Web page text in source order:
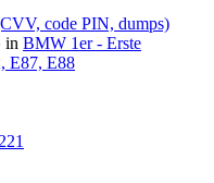
code PIN, dumps)
in BMW 1er - Erste
E87, E88